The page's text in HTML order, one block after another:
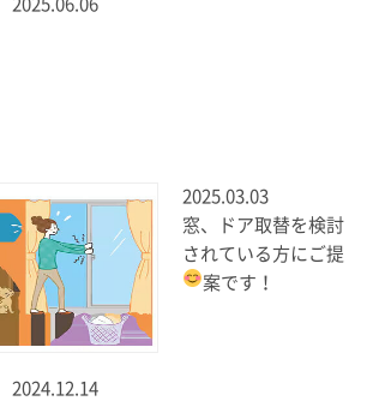
2025.06.06
2025.03.03
窓、ドア取替を検討
されている方にご提
案です！
2024.12.14